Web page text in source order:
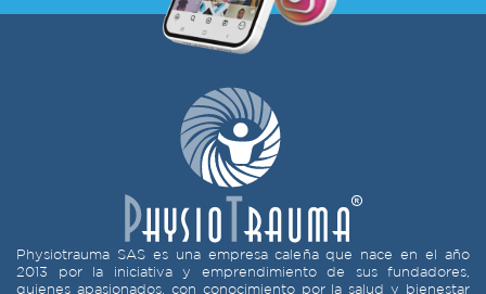
Physiotrauma SAS es una empresa caleña que nace en el año
2013 por la iniciativa y emprendimiento de sus fundadores,
quienes apasionados, con conocimiento por la salud y bienestar